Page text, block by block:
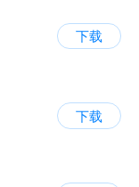
下载
下载